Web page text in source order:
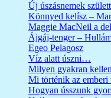
Új úszásnemek
Könnyed kelísz –
Maggie MacNeil a
Ájgáj-tenger –
Egeo Pelagosz
Víz alatt úszni…
Milyen gyakran
Mi történik az emberi
Hogyan ússzunk